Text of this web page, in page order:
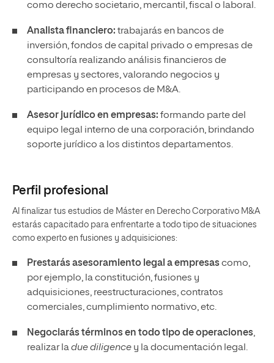
como derecho societario, mercantil, fiscal o laboral.
Analista financiero: trabajarás en bancos de
inversión, fondos de capital privado o empresas de
consultoría realizando análisis financieros de
empresas y sectores, valorando negocios y
participando en procesos de M&A.
Asesor jurídico en empresas: formando parte del
equipo legal interno de una corporación, brindando
soporte jurídico a los distintos departamentos.
Perfil profesional
Al finalizar tus estudios de Máster en Derecho Corporativo M&A
estarás capacitado para enfrentarte a todo tipo de situaciones
como experto en fusiones y adquisiciones:
Prestarás asesoramiento legal a empresascomo,
por ejemplo, la constitución, fusiones y
adquisiciones, reestructuraciones, contratos
comerciales, cumplimiento normativo, etc.
Negociarás términos en todo tipo de operaciones,
realizar ladue diligence y la documentación legal.